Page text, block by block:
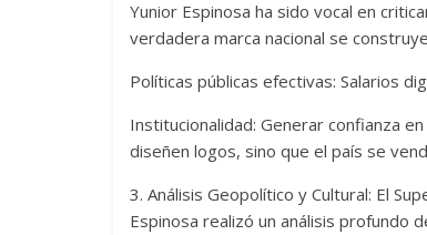
Yunior Espinosa ha sido vocal en
verdadera marca nacional se
Políticas públicas efectivas: Salarios
Institucionalidad: Generar confianza
diseñen logos, sino que el país se
3. Análisis Geopolítico y Cultural: El
Espinosa realizó un análisis profundo